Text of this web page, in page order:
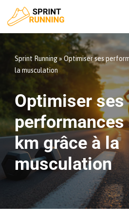
Aller
au
Sprint Running» Optimiser ses
la musculation
Optimiser ses
performances
km grâce à la
musculation